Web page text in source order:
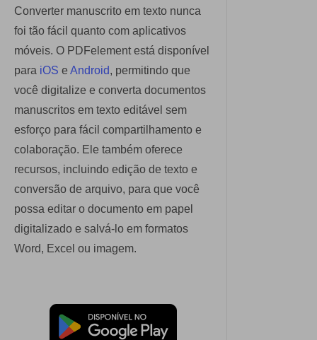
Converter manuscrito em texto nunca
foi tão fácil quanto com aplicativos
móveis. O PDFelement está disponível
para iOS e Android, permitindo que
você digitalize e converta documentos
manuscritos em texto editável sem
esforço para fácil compartilhamento e
colaboração. Ele também oferece
recursos, incluindo edição de texto e
conversão de arquivo, para que você
possa editar o documento em papel
digitalizado e salvá-lo em formatos
Word, Excel ou imagem.